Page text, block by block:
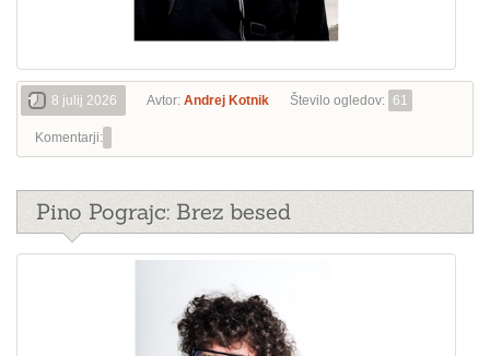
8 julij 2026 Avtor: Andrej Kotnik Število ogledov: 61
Komentarji:
Pino Pograjc: Brez besed